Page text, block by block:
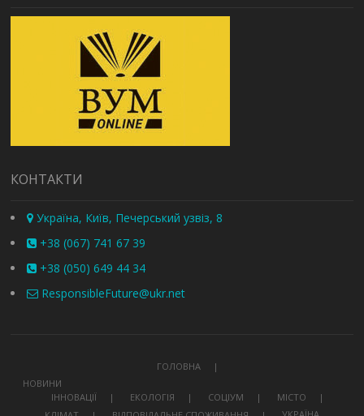
КОНТАКТИ
Україна, Київ, Печерський узвіз, 8
+38 (067) 741 67 39
+38 (050) 649 44 34
ResponsibleFuture@ukr.net
ГОЛОВНА
НОВИНИ
ІННОВАЦІЇ
ЕКОЛОГІЯ СОЦІУМ
МІСТО